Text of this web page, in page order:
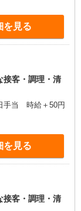
を見る
接客・調理・清
当 土日手当 時給＋50円
を見る
接客・調理・清